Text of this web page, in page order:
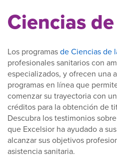
Ciencias
Los programasde Ciencias de
profesionales sanitarios con
especializados, y ofrecen una
programas en línea que
comenzar su trayectoria con
créditos para la obtención de
Descubra los testimonios
que Excelsior ha ayudado a
alcanzar sus objetivos
asistencia sanitaria.